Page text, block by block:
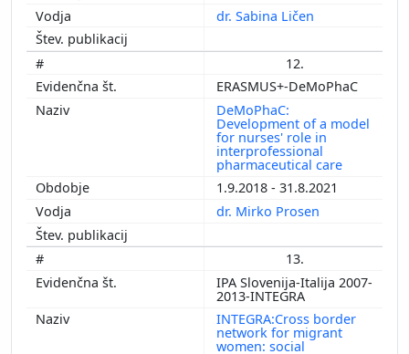
dr. Sabina Ličen
12.
ERASMUS+-DeMoPhaC
DeMoPhaC:
Development of a model
for nurses' role in
interprofessional
pharmaceutical care
1.9.2018 - 31.8.2021
dr. Mirko Prosen
13.
IPA Slovenija-Italija 2007-
2013-INTEGRA
INTEGRA:Cross border
network for migrant
women: social